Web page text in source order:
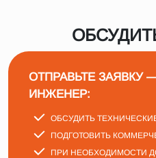
ОТПРАВЬТЕ ЗАЯВКУ
ИНЖЕНЕР:
ОБСУДИТЬ
ПОДГОТОВИТЬ
ПРИ НЕОБХОДИМОСТИ